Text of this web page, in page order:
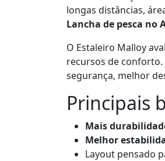
longas distâncias,
Lancha de pesca no
O Estaleiro Malloy
recursos de conforto.
segurança, melhor
Principais
Mais
Melhor
Layout pensado